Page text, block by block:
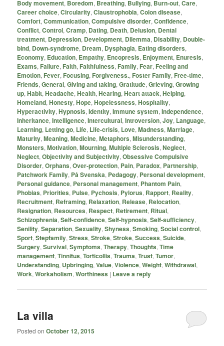
Body movement, Boredom, Breathing, Bullying, Burn-out,Care,
Career choice,Circularity,Claustrophobia,Colon disease,
Comfort,Communication,Compulsive disorder,Confidence,
Conflict,Control,Cramp, Dating, Death, Delusion, Dental
treatment, Depression, Development, Dilemma, Disability, Double-
bind, Down-syndrome, Dream, Dysphagia, Eating disorders,
Economy, Education, Empathy, Encopresis, Enjoyment, Enuresis,
Exams, Failure, Faith, Faithfulness, Family, Fear, Feeling and
Emotion, Fever, Focusing, Forgiveness., Foster Family, Free-time,
Friends,General,Giving and taking,Gratitude,Grieving,Growing
up,Habit,Headache,Health,Hearing,Heart attack,Helping,
Homeland,Honesty,Hope,Hopelessness,Hospitality,
Hyperactivity,Hypnosis,Identity,Immune system,Independence,
Inheritance,Intelligence,Intercultural,Introversion,Joy, Language,
Learning, Letting go, Life, Life-crisis, Love,Madness,Marriage,
Maturity,Meaning,Medicine,Metaphors,Misunderstanding,
Monsters,Motivation,Mourning,Multiple Sclerosis,Neglect,
Neglect,Objectivity and Subjectivity,Obsessive Compulsive
Disorder,Orphans,Over-protection, Pain, Paradox, Partnership,
Patchwork Family, På Svenska, Pedagogy, Personal development,
Personal guidance, Personal management, Phantom Pain,
Phobias, Priorities, Pulse, Pychosis, Pylorus, Rapport, Reality,
Recruitment, Reframing, Relaxation, Release, Relocation,
Resignation, Resources, Respect, Retirement, Ritual,
Schizophrenia,Self-confidence,Self-hypnosis,Self-sufficiency,
Senility,Separation,Sexuality,Shyness,Smoking,Social control,
Sport,Stepfamily,Stress,Stroke,Stroke,Success,Suicide,
Surgery,Survival,Symptoms,Therapy,Thoughts,Time
management,Tinnitus,Torticollis,Trauma,Trust,Tumor,
Understanding, Upbringing,Value,Violence,Weight,Withdrawal,
Work,Workaholism,Worthiness | Leave a reply
La villa
Posted onOctober 12, 2015